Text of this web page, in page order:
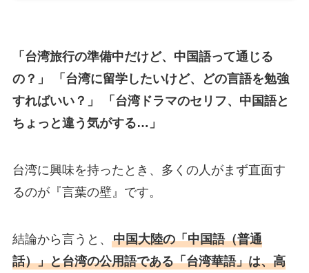
「台湾旅行の準備中だけど、中国語って通じる
の？」 「台湾に留学したいけど、どの言語を勉強
すればいい？」 「台湾ドラマのセリフ、中国語と
ちょっと違う気がする…」
台湾に興味を持ったとき、多くの人がまず直面す
るのが『言葉の壁』です。
結論から言うと、 中国大陸の「中国語（普通
話）」と台湾の公用語である「台湾華語」は、高